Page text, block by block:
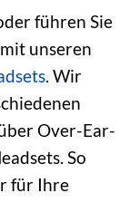
führen Sie
unseren
. Wir
Over-Ear-
So
für Ihre